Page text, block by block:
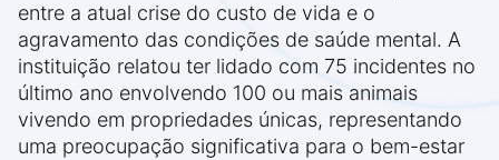
entre a atual crise do custo de vida e o
agravamento das condições de saúde mental. A
instituição relatou ter lidado com 75 incidentes no
último ano envolvendo 100 ou mais animais
vivendo em propriedades únicas, representando
uma preocupação significativa para o bem-estar